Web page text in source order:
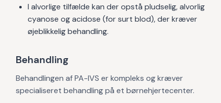
I alvorlige tilfælde kan der opstå pludselig, alvorlig
cyanose og acidose (for surt blod), der kræver
øjeblikkelig behandling.
Behandling
Behandlingen af PA-IVS er kompleks og kræver
specialiseret behandling på et børnehjertecenter.